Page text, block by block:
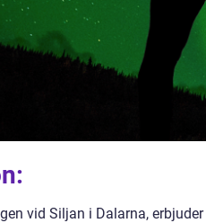
vid Siljan i Dalarna,